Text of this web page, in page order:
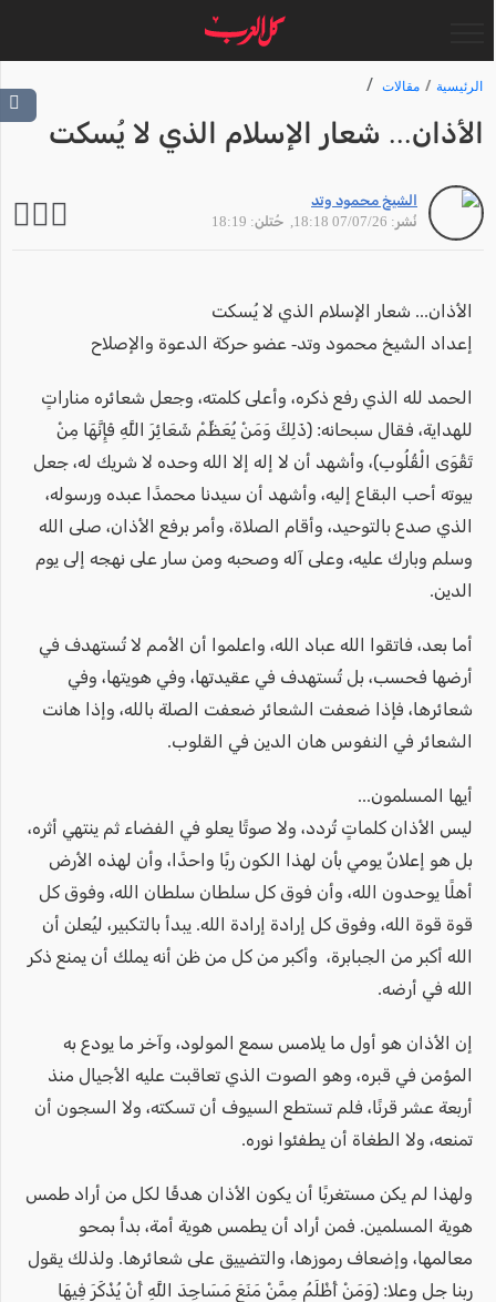
الرئيسية مقالات
الأذان... شعار الإسلام الذي لا يُسكت
الشيخ محمود وتد
نُشر: 07/07/26 18:18
, حُتلن: 18:19
الأذان... شعار الإسلام الذي لا يُسكت
إعداد الشيخ محمود وتد- عضو حركة الدعوة والإصلاح
الحمد لله الذي رفع ذكره، وأعلى كلمته، وجعل شعائره مناراتٍ
للهداية، فقال سبحانه: ﴿ذَلِكَ وَمَنْ يُعَظِّمْ شَعَائِرَ اللَّهِ فَإِنَّهَا مِنْ
تَقْوَى الْقُلُوبِ﴾، وأشهد أن لا إله إلا الله وحده لا شريك له، جعل
بيوته أحب البقاع إليه، وأشهد أن سيدنا محمدًا عبده ورسوله،
الذي صدع بالتوحيد، وأقام الصلاة، وأمر برفع الأذان، صلى الله
وسلم وبارك عليه، وعلى آله وصحبه ومن سار على نهجه إلى يوم
الدين.
أما بعد، فاتقوا الله عباد الله، واعلموا أن الأمم لا تُستهدف في
أرضها فحسب، بل تُستهدف في عقيدتها، وفي هويتها، وفي
شعائرها، فإذا ضعفت الشعائر ضعفت الصلة بالله، وإذا هانت
الشعائر في النفوس هان الدين في القلوب.
أيها المسلمون...
ليس الأذان كلماتٍ تُردد، ولا صوتًا يعلو في الفضاء ثم ينتهي أثره،
بل هو إعلانٌ يومي بأن لهذا الكون ربًا واحدًا، وأن لهذه الأرض
أهلًا يوحدون الله، وأن فوق كل سلطان سلطان الله، وفوق كل
قوة قوة الله، وفوق كل إرادة إرادة الله. يبدأ بالتكبير، ليُعلن أن
الله أكبر من الجبابرة، وأكبر من كل من ظن أنه يملك أن يمنع ذكر
الله في أرضه.
إن الأذان هو أول ما يلامس سمع المولود، وآخر ما يودع به
المؤمن في قبره، وهو الصوت الذي تعاقبت عليه الأجيال منذ
أربعة عشر قرنًا، فلم تستطع السيوف أن تسكته، ولا السجون أن
تمنعه، ولا الطغاة أن يطفئوا نوره.
ولهذا لم يكن مستغربًا أن يكون الأذان هدفًا لكل من أراد طمس
هوية المسلمين. فمن أراد أن يطمس هوية أمة، بدأ بمحو
معالمها، وإضعاف رموزها، والتضييق على شعائرها. ولذلك يقول
ربنا جل وعلا: ﴿وَمَنْ أَظْلَمُ مِمَّنْ مَنَعَ مَسَاجِدَ اللَّهِ أَنْ يُذْكَرَ فِيهَا